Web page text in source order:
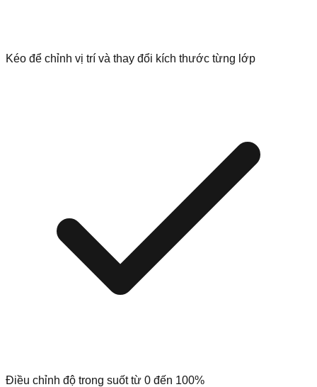
Kéo để chỉnh vị trí và thay đổi kích thước từng lớp
Điều chỉnh độ trong suốt từ 0 đến 100%